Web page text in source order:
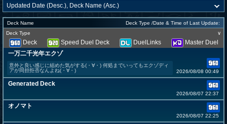
Deck Name
Deck Type /Date & Time of Last Update:
Deck Type
∨
Deck Speed Duel Deck DuelLinks
Master Duel
一万二千光年エクゾ
意外と良い感じに組めた気がする(・∀・) 何処までいってもエクゾディ
アが同担拒否なんよね(・∀・)
2026/08/08 00:49
Generated Deck
2026/08/07 22:37
オノマト
2026/08/07 22:25